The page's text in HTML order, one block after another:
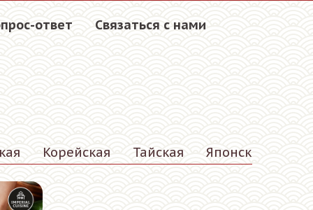
ответ Связаться с нами
Корейская Тайская Японская